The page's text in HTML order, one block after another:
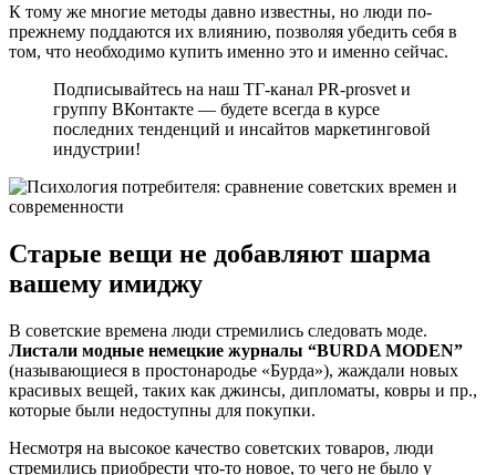
К тому же многие методы давно известны, но люди по-
прежнему поддаются их влиянию, позволяя убедить себя в
том, что необходимо купить именно это и именно сейчас.
Подписывайтесь на наш ТГ-канал PR-prosvet и
группу ВКонтакте — будете всегда в курсе
последних тенденций и инсайтов маркетинговой
индустрии!
Старые вещи не добавляют шарма
вашему имиджу
В советские времена люди стремились следовать моде.
Листали модные немецкие журналы “BURDA MODEN”
(называющиеся в простонародье «Бурда»), жаждали новых
красивых вещей, таких как джинсы, дипломаты, ковры и пр.,
которые были недоступны для покупки.
Несмотря на высокое качество советских товаров, люди
стремились приобрести что-то новое, то чего не было у